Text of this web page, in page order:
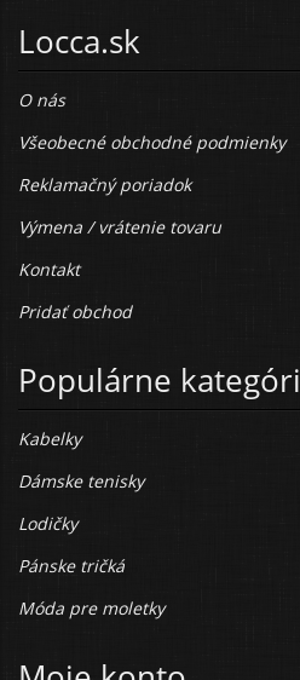
Locca.sk
O nás
Všeobecné obchodné podmienky
Reklamačný poriadok
Výmena / vrátenie tovaru
Kontakt
Pridať obchod
Populárne
Kabelky
Dámske tenisky
Lodičky
Pánske tričká
Móda pre moletky